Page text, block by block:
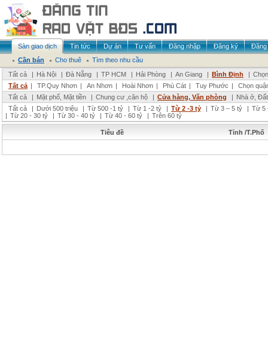
Sàn giao dịch Tin tức Dự án Tư vấn Đăng nhập Đăng ký
Đăng
Cần bán
Cho thuê
Tìm theo nhu cầu
Tất cả
| Hà Nội | Đà Nẵng | TP HCM | Hải Phòng | An Giang | Bình Định |
Tất cả | TP.Quy Nhơn | An Nhơn | Hoài Nhơn | Phù Cát | Tuy Phước |
Chọn
Tất cả
| Mặt phố, Mặt tiền | Chung cư ,căn hộ | Cửa hàng, Văn phòng | Nhà ở,
Tất cả
| Dưới 500 triệu | Từ 500 -1 tỷ | Từ 1 -2 tỷ | Từ 2 -3 tỷ | Từ 3 – 5 tỷ | Từ 5
| Từ 20 - 30 tỷ | Từ 30 - 40 tỷ | Từ 40 - 60 tỷ | Trên 60 tỷ
Tiêu đề Tỉnh /T.Phố